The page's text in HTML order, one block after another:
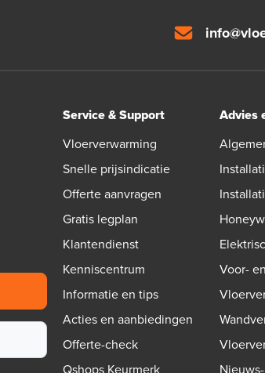
Service & Support
Vloerverwarming
Snelle prijsindicatie
Offerte aanvragen
Gratis legplan
Klantendienst
Kenniscentrum
Informatie en tips
Acties en aanbiedingen
Offerte-check
Qshops Keurmerk
Advies
Voor-